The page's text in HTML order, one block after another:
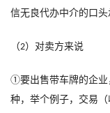
信无良代办中介的口
（2） 对卖方来说
①要出售带车牌的企
种，举个例子，交易 （